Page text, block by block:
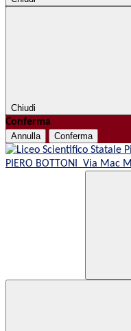
Chiudi
Conferma
Annulla Conferma
PIERO BOTTONI Via Mac